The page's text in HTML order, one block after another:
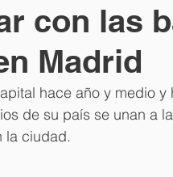
con las
Madrid
hace año y medio
de su país se unan a
la ciudad.